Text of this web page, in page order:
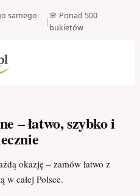
samego
|
🌸 Ponad 500
bukietów
– łatwo, szybko i
okazję – zamów łatwo z
w całej Polsce.